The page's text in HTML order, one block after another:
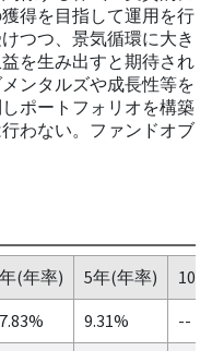
得を目指して運用を行
つつ、景気循環に大き
を生み出すと期待され
ンタルズや成長性等を
ポートフォリオを構築
わない。ファンドオブ
(年率) 5年(年率)
10
9.31%
--